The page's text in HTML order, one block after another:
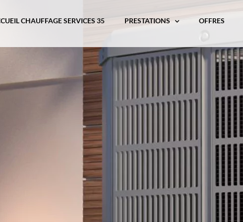
CHAUFFAGE SERVICES 35 PRESTATIONS OFFRES